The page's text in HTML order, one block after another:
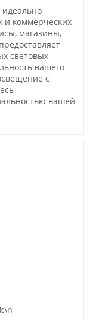
и коммерческих
магазины,
световых
вашего
с
вашей
\n